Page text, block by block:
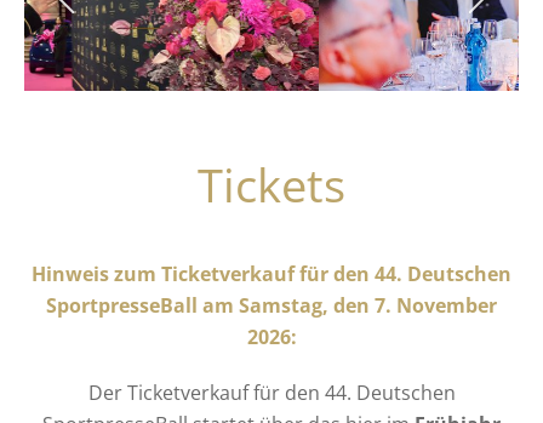
Tickets
Hinweis zum Ticketverkauf für den 44. Deutschen
SportpresseBall am Samstag, den 7. November
2026:
Der Ticketverkauf für den 44. Deutschen